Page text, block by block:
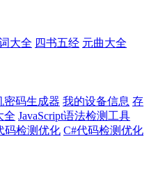
大全 四书五经 元曲大全
密码生成器 我的设备信息 存
全 JavaScript语法检测工具
码检测优化 C#代码检测优化